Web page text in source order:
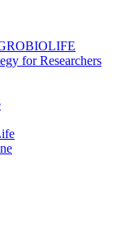
for Researchers